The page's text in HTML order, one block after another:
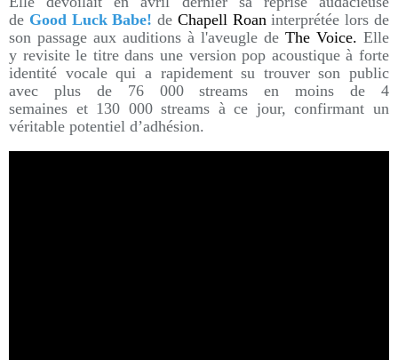
de Good Luck Babe! de Chapell Roaninterprétée lors de
son passage aux auditions à l'aveugle de The Voice. Elle
y revisite le titre dans une version pop acoustique à forte
identité vocale qui a rapidement su trouver son public
avec plus de 76 000 streams en moins de 4
semaines et 130 000 streams à ce jour, confirmant un
véritable potentiel d’adhésion.